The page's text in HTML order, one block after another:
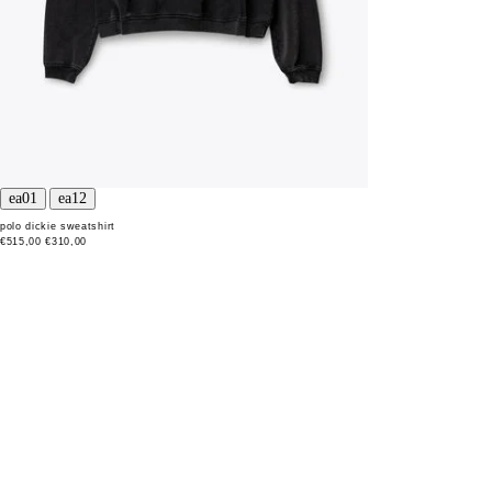
polo dickie sweatshirt
€515,00 €310,00